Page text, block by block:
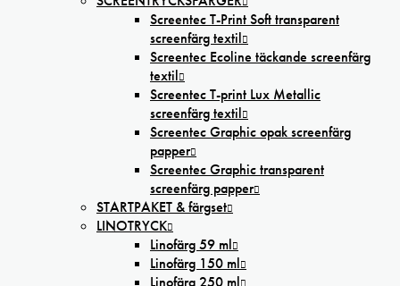
Screentec T-Print Soft transparent
screenfärg textil
Screentec Ecoline täckande screenfärg
textil
Screentec T-print Lux Metallic
screenfärg textil
Screentec Graphic opak screenfärg
papper
Screentec Graphic transparent
screenfärg papper
STARTPAKET & färgset
LINOTRYCK
Linofärg 59 ml
Linofärg 150 ml
Linofärg 250 ml